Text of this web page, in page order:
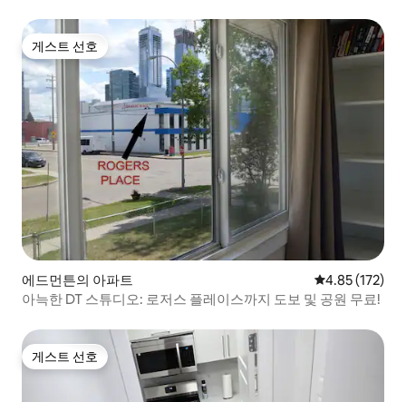
게스트 선호
게스트 선호
에드먼튼의 아파트 평점 4.85점(5
4.85 (172)
아늑한 DT 스튜디오: 로저스 플레이스까지 도보 및 공원 무료!
게스트 선호
게스트 선호